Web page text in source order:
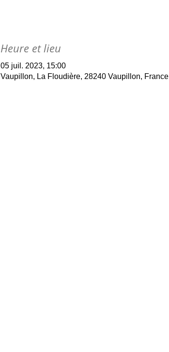
Heure et lieu
05 juil. 2023, 15:00
Vaupillon, La Floudière, 28240 Vaupillon, France